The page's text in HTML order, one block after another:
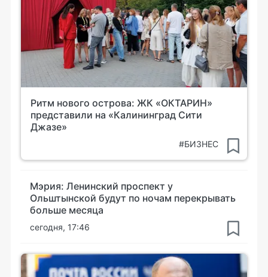
Ритм нового острова: ЖК «ОКТАРИН»
представили на «Калининград Сити
Джазе»
#БИЗНЕС
Мэрия: Ленинский проспект у
Ольштынской будут по ночам перекрывать
больше месяца
сегодня, 17:46